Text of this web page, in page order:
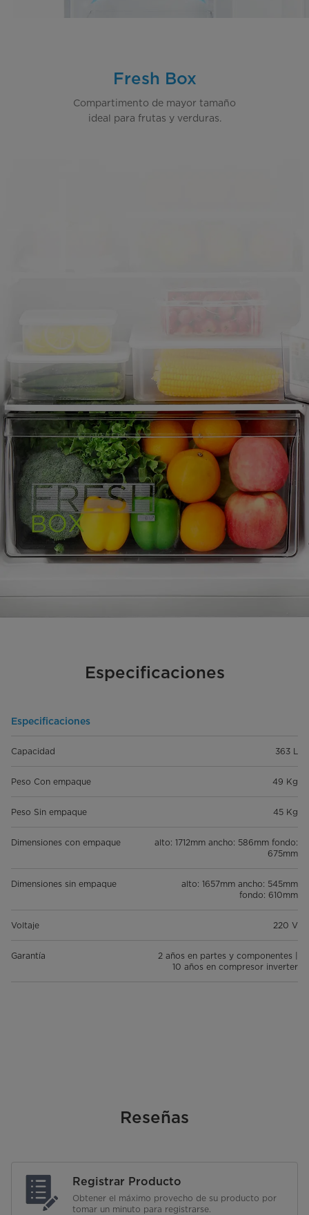
Fresh Box
Compartimento de mayor tamaño
ideal para frutas y verduras.
Especificaciones
Especificaciones
Capacidad 363 L
Peso Con empaque 49 Kg
Peso Sin empaque 45 Kg
Dimensiones con empaque
alto: 1712mm ancho: 586mm fondo:
675mm
Dimensiones sin empaque
alto: 1657mm ancho: 545mm
fondo: 610mm
Voltaje 220 V
Garantía
2 años en partes y componentes |
10 años en compresor inverter
Reseñas
Registrar Producto
Obtener el máximo provecho de su producto por
tomar un minuto para registrarse.